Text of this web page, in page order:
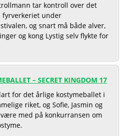
tar kontroll over det
fyrverkeriet under
og snart må både alver,
og kong Lystig selv flykte for
– SECRET KINGDOM 17
for det årlige kostymeballet i
riket, og Sofie, Jasmin og
med på konkurransen om